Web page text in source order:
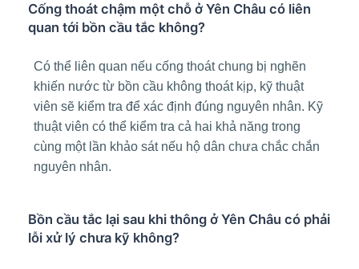
Cống thoát chậm một chỗ ở Yên Châu có liên
quan tới bồn cầu tắc không?
Có thể liên quan nếu cống thoát chung bị nghẽn
khiến nước từ bồn cầu không thoát kịp, kỹ thuật
viên sẽ kiểm tra để xác định đúng nguyên nhân. Kỹ
thuật viên có thể kiểm tra cả hai khả năng trong
cùng một lần khảo sát nếu hộ dân chưa chắc chắn
nguyên nhân.
Bồn cầu tắc lại sau khi thông ở Yên Châu có phải
lỗi xử lý chưa kỹ không?